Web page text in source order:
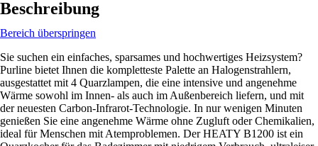
Beschreibung
Bereich überspringen
Sie suchen ein einfaches, sparsames und hochwertiges Heizsystem?
Purline bietet Ihnen die kompletteste Palette an Halogenstrahlern,
ausgestattet mit 4 Quarzlampen, die eine intensive und angenehme
Wärme sowohl im Innen- als auch im Außenbereich liefern, und mit
der neuesten Carbon-Infrarot-Technologie. In nur wenigen Minuten
genießen Sie eine angenehme Wärme ohne Zugluft oder Chemikalien,
ideal für Menschen mit Atemproblemen. Der HEATY B1200 ist ein